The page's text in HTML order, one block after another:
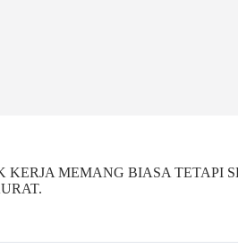
MEMANG BIASA TETAPI